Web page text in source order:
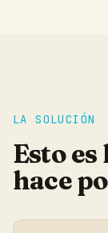
LA SOLUCIÓN
Esto es
hace